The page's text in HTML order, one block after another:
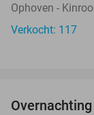
Ophoven -
Verkocht: 117